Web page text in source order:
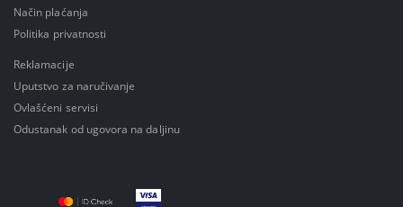
Način plaćanja
Politika privatnosti
Reklamacije
Uputstvo za naručivanje
Ovlašćeni servisi
Odustanak od ugovora na daljinu